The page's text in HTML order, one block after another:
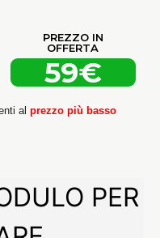
PREZZO IN
OFFERTA
59€
al prezzo più basso
PER